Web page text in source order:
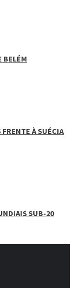
BELÉM
À SUÉCIA
SUB-20